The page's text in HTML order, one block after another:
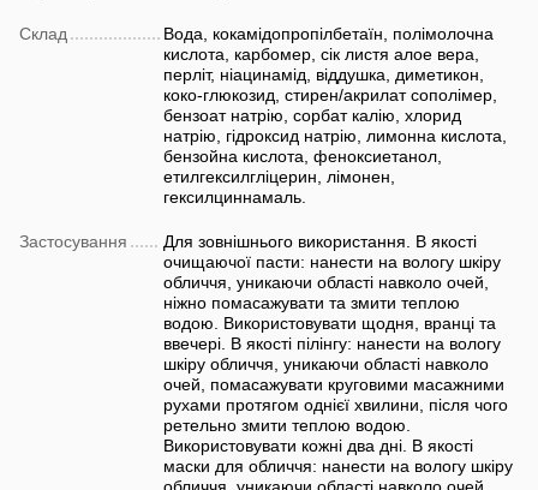
Склад
Вода, кокамідопропілбетаїн, полімолочна
кислота, карбомер, сік листя алое вера,
перліт, ніацинамід, віддушка, диметикон,
коко-глюкозид, стирен/акрилат сополімер,
бензоат натрію, сорбат калію, хлорид
натрію, гідроксид натрію, лимонна кислота,
бензойна кислота, феноксиетанол,
етилгексилгліцерин, лімонен,
гексилциннамаль.
Застосування
Для зовнішнього використання. В якості
очищаючої пасти: нанести на вологу шкіру
обличчя, уникаючи області навколо очей,
ніжно помасажувати та змити теплою
водою. Використовувати щодня, вранці та
ввечері. В якості пілінгу: нанести на вологу
шкіру обличчя, уникаючи області навколо
очей, помасажувати круговими масажними
рухами протягом однієї хвилини, після чого
ретельно змити теплою водою.
Використовувати кожні два дні. В якості
маски для обличчя: нанести на вологу шкіру